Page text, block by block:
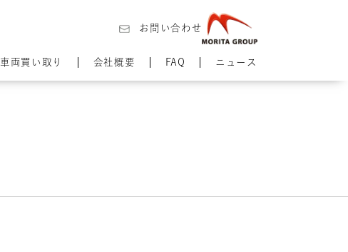
お問い合わせ
車両買い取り 会社概要 FAQ ニュース